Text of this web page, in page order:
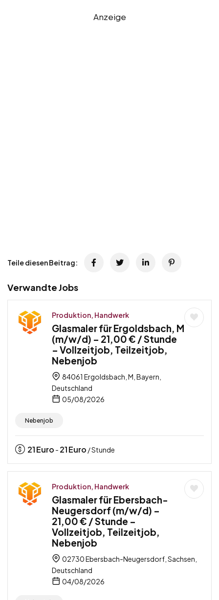
Anzeige
Teile diesen Beitrag:
Verwandte Jobs
Produktion, Handwerk
Glasmaler für Ergoldsbach, M
(m/w/d) – 21,00 € / Stunde
– Vollzeitjob, Teilzeitjob,
Nebenjob
84061 Ergoldsbach, M, Bayern,
Deutschland
05/08/2026
Nebenjob
21Euro - 21Euro / Stunde
Produktion, Handwerk
Glasmaler für Ebersbach-
Neugersdorf (m/w/d) –
21,00 € / Stunde –
Vollzeitjob, Teilzeitjob,
Nebenjob
02730 Ebersbach-Neugersdorf, Sachsen,
Deutschland
04/08/2026